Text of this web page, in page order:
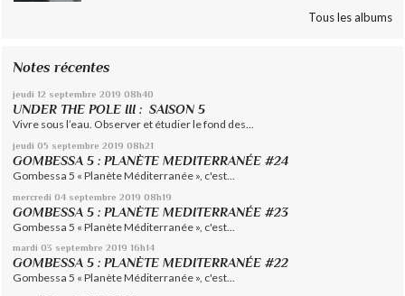
Tous les albums
Notes récentes
jeudi 12 septembre 2019 08h40
UNDER THE POLE III : SAISON 5
Vivre sous l’eau. Observer et étudier le fond des...
jeudi 05 septembre 2019 08h21
GOMBESSA 5 : PLANÈTE MEDITERRANÉE #24
Gombessa 5 « Planète Méditerranée », c'est...
mercredi 04 septembre 2019 08h19
GOMBESSA 5 : PLANÈTE MEDITERRANÉE #23
Gombessa 5 « Planète Méditerranée », c'est...
mardi 03 septembre 2019 16h14
GOMBESSA 5 : PLANÈTE MEDITERRANÉE #22
Gombessa 5 « Planète Méditerranée », c'est...